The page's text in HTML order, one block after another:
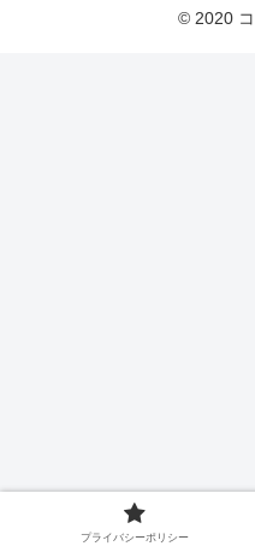
© 2020 コ
プライバシーポリシー